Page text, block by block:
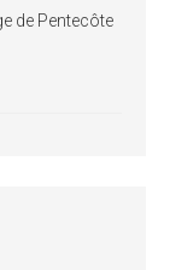
de Pentecôte